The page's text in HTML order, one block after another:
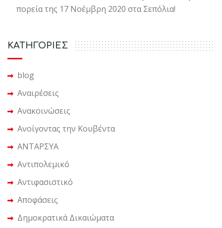
πορεία της 17 Νοέμβρη 2020 στα Σεπόλια!
KΑΤΗΓΟΡΙΕΣ
blog
Αναιρέσεις
Ανακοινώσεις
Ανοίγοντας την Κουβέντα
ΑΝΤΑΡΣΥΑ
Αντιπολεμικό
Αντιφασιστικό
Αποφάσεις
Δημοκρατικά Δικαιώματα